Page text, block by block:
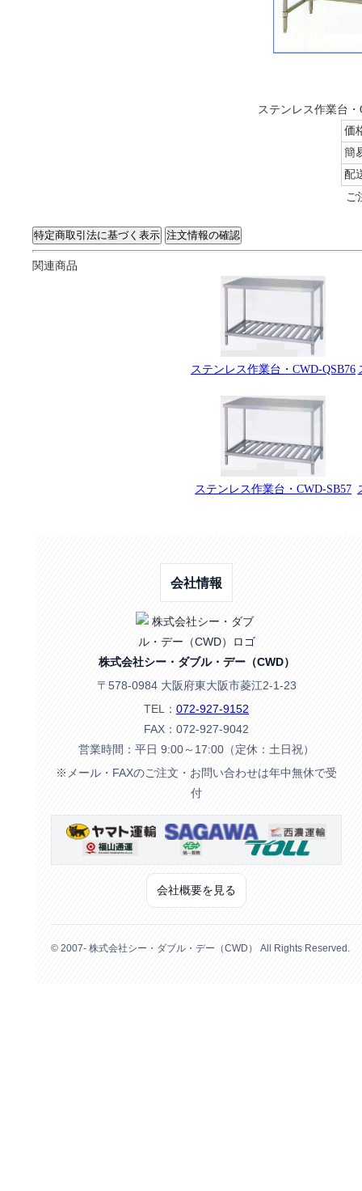
ステンレス作業台
価
簡
配
ご
関連商品
ステンレス作業台・CWD-QSB76
ステンレス作業台・CWD-SB57
会社情報
株式会社シー・ダブル・デー（CWD）
〒578-0984 大阪府東大阪市菱江2-1-23
TEL： 072-927-9152
FAX：072-927-9042
営業時間：平日 9:00～17:00（定休：土日祝）
※メール・FAXのご注文・お問い合わせは年中無休で受
付
会社概要を見る
© 2007- 株式会社シー・ダブル・デー（CWD） All Rights Reserved.